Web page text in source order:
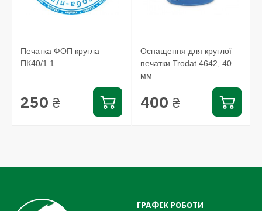
Печатка ФОП кругла
ПК40/1.1
250 ₴
Оснащення для круглої
печатки Trodat 4642, 40
мм
400 ₴
ГРАФІК РОБОТИ